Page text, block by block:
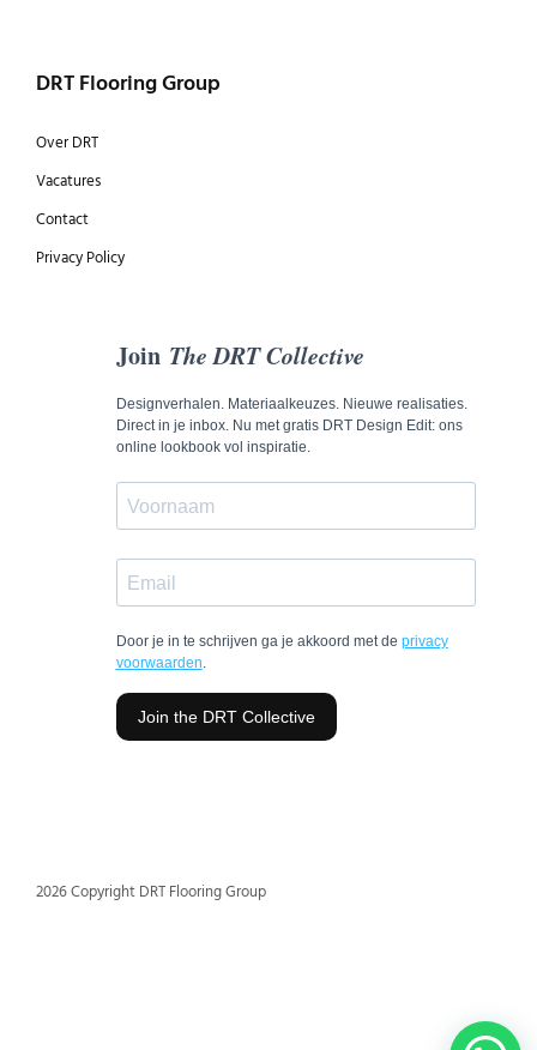
DRT Flooring Group
Over DRT
Vacatures
Contact
Privacy Policy
2026 Copyright DRT Flooring Group